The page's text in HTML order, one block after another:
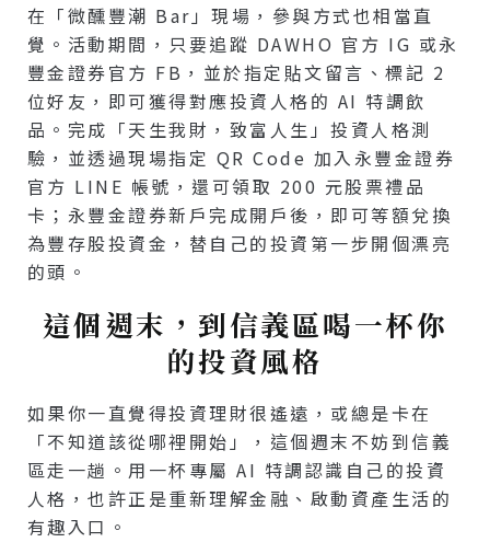
在「微醺豐潮 Bar」現場，參與方式也相當直
覺。活動期間，只要追蹤 DAWHO 官方 IG 或永
豐金證券官方 FB，並於指定貼文留言、標記 2
位好友，即可獲得對應投資人格的 AI 特調飲
品。完成「天生我財，致富人生」投資人格測
驗，並透過現場指定 QR Code 加入永豐金證券
官方 LINE 帳號，還可領取 200 元股票禮品
卡；永豐金證券新戶完成開戶後，即可等額兌換
為豐存股投資金，替自己的投資第一步開個漂亮
的頭。
這個週末，到信義區喝一杯你
的投資風格
如果你一直覺得投資理財很遙遠，或總是卡在
「不知道該從哪裡開始」，這個週末不妨到信義
區走一趟。用一杯專屬 AI 特調認識自己的投資
人格，也許正是重新理解金融、啟動資產生活的
有趣入口。